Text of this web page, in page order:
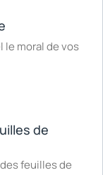
le moral de vos
de
feuilles de